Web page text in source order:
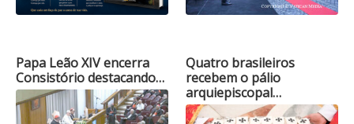
Papa Leão XIV encerra
Consistório destacando…
Quatro brasileiros
recebem o pálio
arquiepiscopal…